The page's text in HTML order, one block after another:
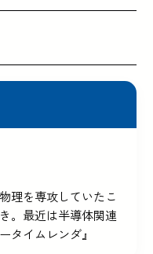
理を専攻していたこ
。最近は半導体関連
タイムレンダ』